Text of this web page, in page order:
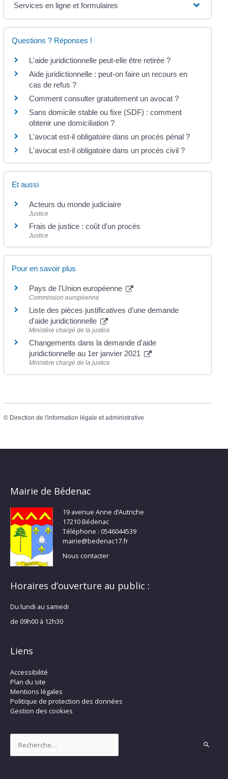
Services en ligne et formulaires
Questions ? Réponses !
L'aide juridictionnelle peut-elle être retirée ?
Aide juridictionnelle : peut-on faire un recours en
cas de refus ?
Comment consulter gratuitement un avocat ?
Sans domicile stable ou fixe (SDF) : comment
obtenir une domiciliation ?
L'avocat est-il obligatoire dans un procès pénal ?
L'avocat est-il obligatoire dans un procès civil ?
Et aussi
Acteurs du monde judiciaire
Justice
Frais de justice : coût d'un procès
Justice
Pour en savoir plus
Pays de l'Union européenne
Commission européenne
Liste des pièces justificatives d'une demande
d'aide juridictionnelle
Ministère chargé de la justice
Changements dans la demande d'aide
juridictionnelle au 1er janvier 2021
Ministère chargé de la justice
© Direction de l'information légale et administrative
Mairie de Bédenac
19 avenue Anne d’Autriche
17210 Bédenac
Téléphone : 0546044539
mairie@bedenac17.fr
Nous contacter
Horaires d’ouverture au public :
Du lundi au samedi
de 09h00 à 12h30
Liens
Accessibilité
Plan du site
Mentions légales
Politique de protection des données
Gestion des cookies